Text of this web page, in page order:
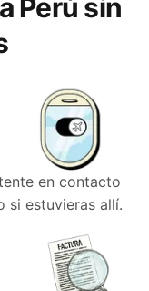
Perú sin
en contacto
si estuvieras allí.